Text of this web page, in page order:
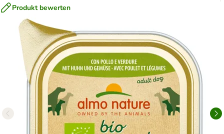
Produkt bewerten